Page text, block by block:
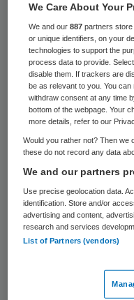
boeken vaak
Radboud
Verantwoord
Uit dit onderzoek
binnen de grens
We Care About Your
We and our887 partners
or unique identifiers, on your
technologies to support the
process data to provide.
disable them. If trackers are
be as relevant to you. You
withdraw consent at any time
bottom of the webpage. Your
more details, refer to our
Would you rather not? Then we
these do not record any data
We and our partners
Use precise geolocation data.
identification. Store and/or
advertising and content,
research and services
List of Partners (vendors)